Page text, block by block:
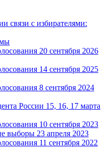
связи с избирателями:
20 сентября 2026
14 сентября 2025
8 сентября 2024
России 15, 16, 17 марта
10 сентября 2023
выборы 23 апреля 2023
11 сентября 2022